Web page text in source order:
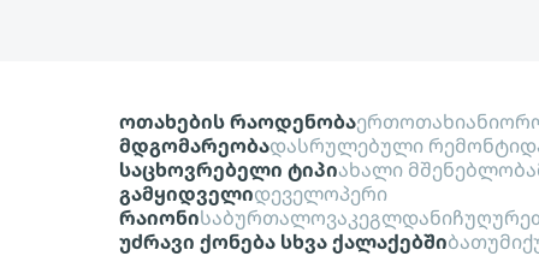
ოთახების რაოდენობაერთოთახიანი
მდგომარეობადასრულებული რემონტი
საცხოვრებელი ტიპიახალი მშენებლობა
გამყიდველიდეველოპერი
რაიონისაბურთალოვაკეგლდანი
უძრავი ქონება სხვა ქალაქებშიბათუმი